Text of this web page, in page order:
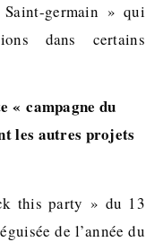
germain » qui
dans certains
« campagne du
les autres projets
this party » du 13
de l’année du